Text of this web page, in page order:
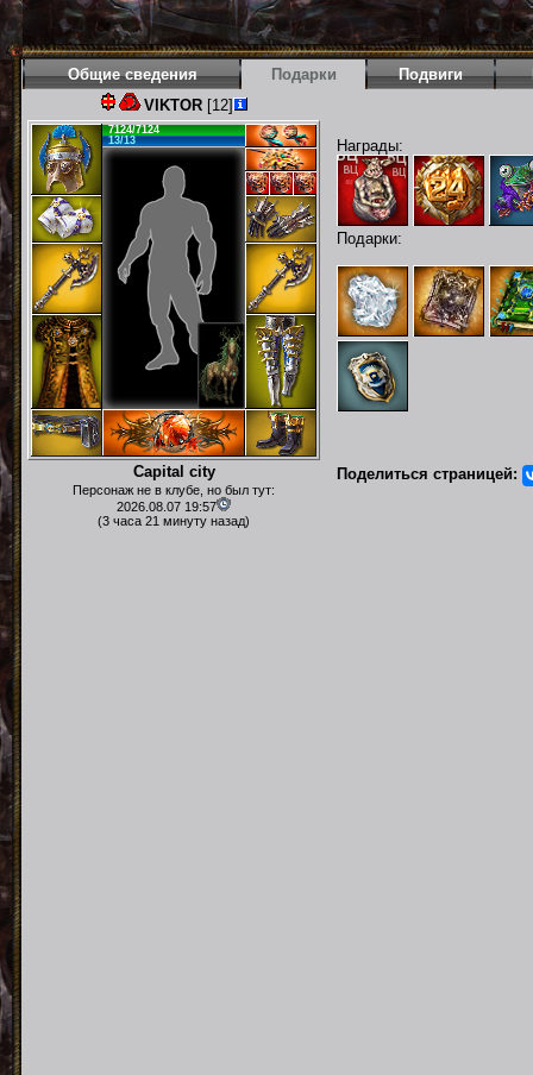
Общие сведения Подарки Подвиги
VIKTOR[12]
7124/7124
13/13
Capital city
Персонаж не в клубе, но был тут:
2026.08.07 19:57
(3 часа 21 минуту назад)
Награды:
Подарки:
Поделиться страницей: